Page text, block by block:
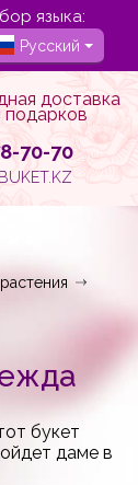
языка:
Русский
доставка
подарков
70-70
букет
даме в